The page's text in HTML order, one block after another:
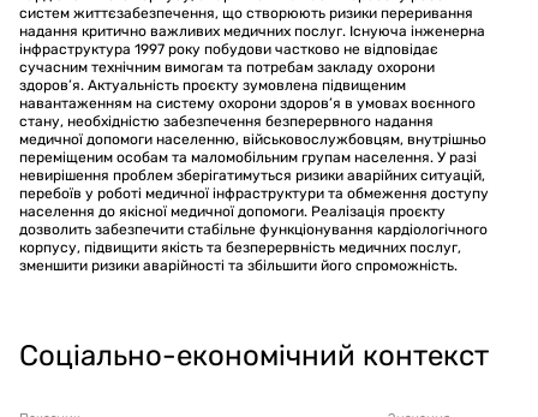
систем життєзабезпечення, що створюють ризики переривання
надання критично важливих медичних послуг. Існуюча інженерна
інфраструктура 1997 року побудови частково не відповідає
сучасним технічним вимогам та потребам закладу охорони
здоров’я. Актуальність проєкту зумовлена підвищеним
навантаженням на систему охорони здоров’я в умовах воєнного
стану, необхідністю забезпечення безперервного надання
медичної допомоги населенню, військовослужбовцям, внутрішньо
переміщеним особам та маломобільним групам населення. У разі
невирішення проблем зберігатимуться ризики аварійних ситуацій,
перебоїв у роботі медичної інфраструктури та обмеження доступу
населення до якісної медичної допомоги. Реалізація проєкту
дозволить забезпечити стабільне функціонування кардіологічного
корпусу, підвищити якість та безперервність медичних послуг,
зменшити ризики аварійності та збільшити його спроможність.
Соціально-економічний контекст